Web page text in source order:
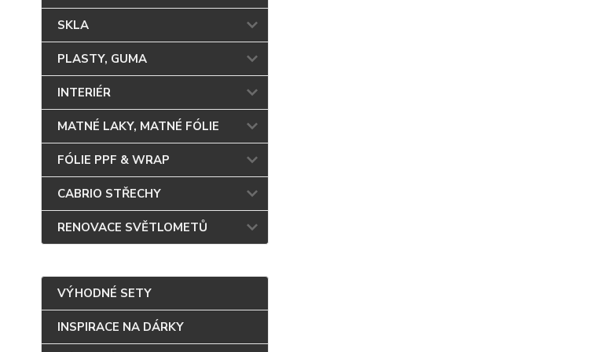
SKLA
PLASTY, GUMA
INTERIÉR
MATNÉ LAKY, MATNÉ FÓLIE
FÓLIE PPF & WRAP
CABRIO STŘECHY
RENOVACE SVĚTLOMETŮ
VÝHODNÉ SETY
INSPIRACE NA DÁRKY